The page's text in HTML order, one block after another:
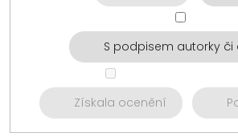
S podpisem autorky či
Získala ocenění